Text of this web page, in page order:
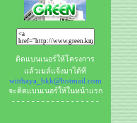
ติดแบนเนอร์ให้โครงการ
แล้วเมล์แจ้งมาได้ที่
witthaya_bkk@hotmail.com
จะติดแบนเนอร์ให้ในหน้าแรก
- - - - - - - - - - - - - - - - - -